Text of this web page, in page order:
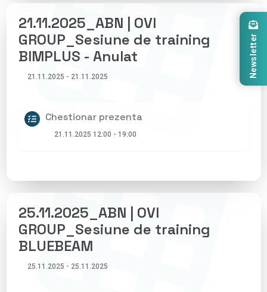
21.11.2025_ABN | OVI
GROUP_Sesiune de training
BIMPLUS - Anulat
21.11.2025 - 21.11.2025
Chestionar prezenta
21.11.2025 12:00 - 19:00
25.11.2025_ABN | OVI
GROUP_Sesiune de training
BLUEBEAM
25.11.2025 - 25.11.2025
Newsletter